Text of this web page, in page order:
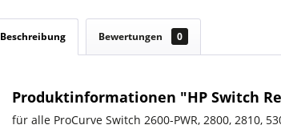
Beschreibung Bewertungen 0
Produktinformationen "HP Switch
für alle ProCurve Switch 2600-PWR, 2800, 2810,